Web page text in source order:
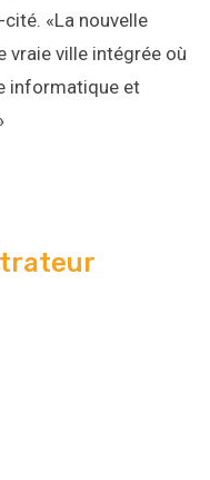
«La nouvelle
vraie ville intégrée où
informatique et